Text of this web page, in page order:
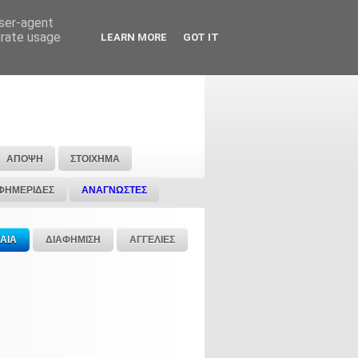
ΑΠΟΨΗ ΣΤΟΙΧΗΜΑ
ΑΝΑΓΝΩΣΤΕΣ
ΔΙΑΦΗΜΙΣΗ ΑΓΓΕΛΙΕΣ
agent
usage
LEARN MORE GOT IT